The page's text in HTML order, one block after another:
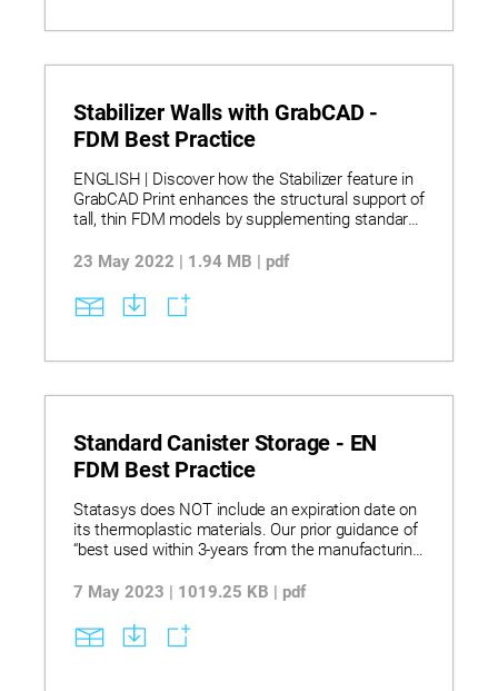
Stabilizer Walls with GrabCAD -
FDM Best Practice
ENGLISH | Discover how the Stabilizer feature in
GrabCAD Print enhances the structural support of
tall, thin FDM models by supplementing standard
improved print stability. Learn to create, edit, and
height, contact points, depth, and shape, while
understanding limitations such as rotation and
Explore best practices for multi-stabilizer designs
through strategic use of stabilizers, all powered
interfaces.
23 May 2022 | 1.94 MB | pdf
Standard Canister Storage - EN
FDM Best Practice
Statasys does NOT include an expiration date on
its thermoplastic materials. Our prior guidance of
“best used within 3-years from the manufacturing
thermoplastics typically do not degrade over time
or other adverse environmental conditions.
7 May 2023 | 1019.25 KB | pdf